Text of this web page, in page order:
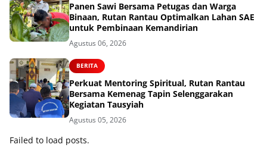
Panen Sawi Bersama Petugas dan Warga
Binaan, Rutan Rantau Optimalkan Lahan SAE
untuk Pembinaan Kemandirian
Agustus 06, 2026
BERITA
Perkuat Mentoring Spiritual, Rutan Rantau
Bersama Kemenag Tapin Selenggarakan
Kegiatan Tausyiah
Agustus 05, 2026
Failed to load posts.